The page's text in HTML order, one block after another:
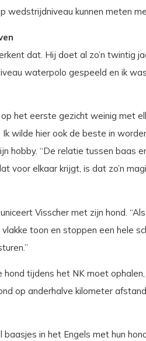
wedstrijdniveau kunnen meten
dat. Hij doet al zo’n twintig
waterpolo gespeeld en ik
het eerste gezicht weinig met
wilde hier ook de beste in
hobby. “De relatie tussen baas
voor elkaar krijgt, is dat zo’n
Visscher met zijn hond.
toon en stoppen een hele
tijdens het NK moet
op anderhalve kilometer
in het Engels met hun